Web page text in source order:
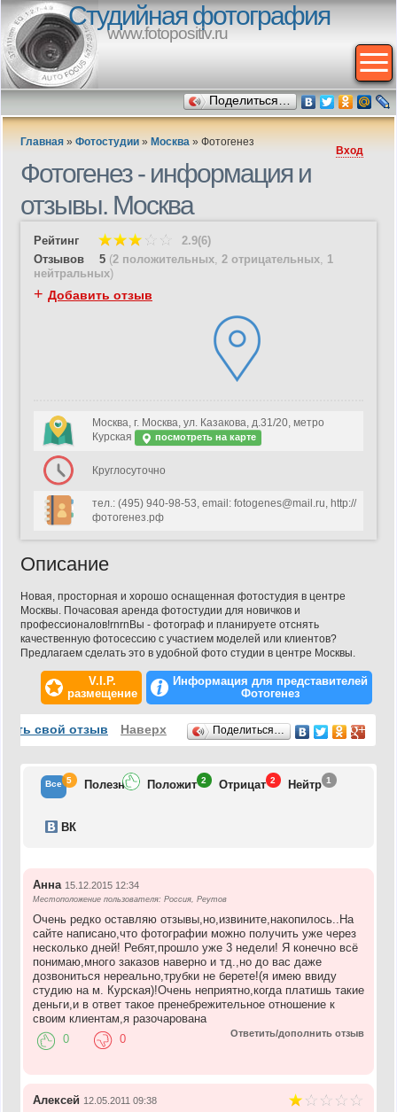
Студийная фотография
www.fotopositiv.ru
Поделиться…
Главная » Фотостудии » Москва » Фотогенез
Вход
Фотогенез - информация и
отзывы. Москва
Рейтинг
2.9(6)
Отзывов
5 (2 положительных, 2 отрицательных, 1
нейтральных)
+ Добавить отзыв
Москва, г. Москва, ул. Казакова, д.31/20, метро
Курская
посмотреть на карте
Круглосуточно
тел.: (495) 940-98-53, email: fotogenes@mail.ru, http://
фотогенез.рф
Описание
Новая, просторная и хорошо оснащенная фотостудия в центре
Москвы. Почасовая аренда фотостудии для новичков и
профессионалов!rnrnВы - фотограф и планируете отснять
качественную фотосессию с участием моделей или клиентов?
Предлагаем сделать это в удобной фото студии в центре Москвы.
V.I.P.
размещение
Информация для представителей
Фотогенез
Отзывы
свой отзыв Наверх Поделиться…
Все 5 Полезн Положит 2 Отрицат 2 Нейтр 1
ВК
Анна 15.12.2015 12:34
Местоположение пользователя: Россия, Реутов
Очень редко оставляю отзывы,но,извините,накопилось..На
сайте написано,что фотографии можно получить уже через
несколько дней! Ребят,прошло уже 3 недели! Я конечно всё
понимаю,много заказов наверно и тд.,но до вас даже
дозвониться нереально,трубки не берете!(я имею ввиду
студию на м. Курская)!Очень неприятно,когда платишь такие
деньги,и в ответ такое пренебрежительное отношение к
своим клиентам,я разочарована
Ответить/дополнить отзыв
0 0
Алексей 12.05.2011 09:38